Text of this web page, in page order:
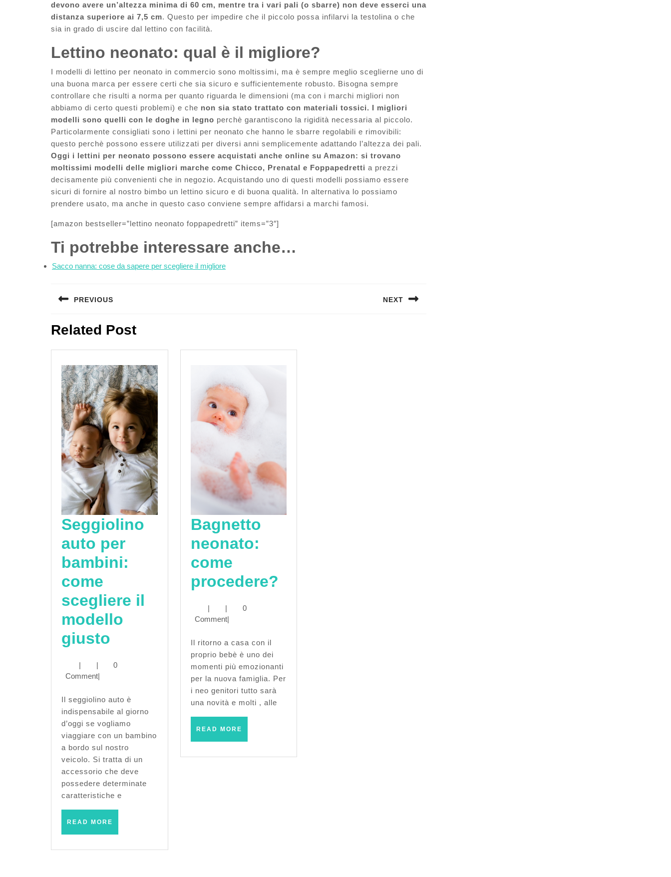
devono avere un’altezza minima di 60 cm, mentre tra i vari pali (o sbarre) non deve esserci una
distanza superiore ai 7,5 cm. Questo per impedire che il piccolo possa infilarvi la testolina o che
sia in grado di uscire dal lettino con facilità.
Lettino neonato: qual è il migliore?
I modelli di lettino per neonato in commercio sono moltissimi, ma è sempre meglio sceglierne uno di
una buona marca per essere certi che sia sicuro e sufficientemente robusto. Bisogna sempre
controllare che risulti a norma per quanto riguarda le dimensioni (ma con i marchi migliori non
abbiamo di certo questi problemi) e che non sia stato trattato con materiali tossici. I migliori
modelli sono quelli con le doghe in legno perchè garantiscono la rigidità necessaria al piccolo.
Particolarmente consigliati sono i lettini per neonato che hanno le sbarre regolabili e rimovibili:
questo perchè possono essere utilizzati per diversi anni semplicemente adattando l’altezza dei pali.
Oggi i lettini per neonato possono essere acquistati anche online su Amazon: si trovano
moltissimi modelli delle migliori marche come Chicco, Prenatal e Foppapedretti a prezzi
decisamente più convenienti che in negozio. Acquistando uno di questi modelli possiamo essere
sicuri di fornire al nostro bimbo un lettino sicuro e di buona qualità. In alternativa lo possiamo
prendere usato, ma anche in questo caso conviene sempre affidarsi a marchi famosi.
[amazon bestseller=”lettino neonato foppapedretti” items=”3″]
Ti potrebbe interessare anche…
Sacco nanna: cose da sapere per scegliere il migliore
articoli
PREVIOUS
post:
NEXT
Related Post
Seggiolino
auto per
bambini:
come
scegliere il
modello
giusto Seggiolino
bambini:
come
scegliere
il
modello
giusto
| |
0
Comment|
Il seggiolino auto è
indispensabile al giorno
d’oggi se vogliamo
viaggiare con un bambino
a bordo sul nostro
veicolo. Si tratta di un
accessorio che deve
possedere determinate
caratteristiche e
READ MORE
Bagnetto
neonato:
come
procedere?
| |
0
Comment|
Il ritorno a casa con il
proprio bebè è uno dei
momenti più emozionanti
per la nuova famiglia. Per
i neo genitori tutto sarà
una novità e molti , alle
READ MORE